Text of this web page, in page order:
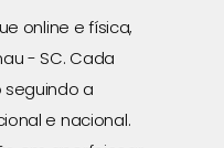
online e física,
- SC. Cada
seguindo a
e nacional.